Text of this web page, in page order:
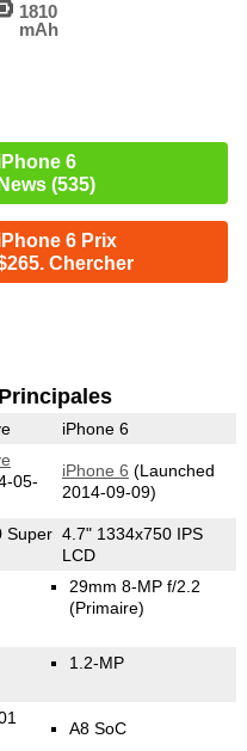
1810
mAh
6
News (535)
6 Prix
Chercher
iPhone 6
05-
iPhone 6 (Launched
2014-09-09)
Super 4.7" 1334x750 IPS
LCD
29mm 8-MP f/2.2
(Primaire)
1.2-MP
A8 SoC